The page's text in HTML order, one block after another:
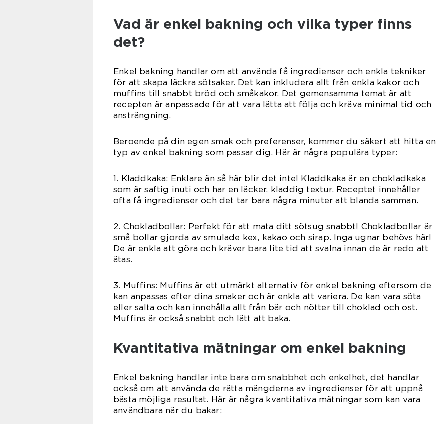
Vad är enkel bakning och vilka typer finns
det?
Enkel bakning handlar om att använda få ingredienser och enkla tekniker
för att skapa läckra sötsaker. Det kan inkludera allt från enkla kakor och
muffins till snabbt bröd och småkakor. Det gemensamma temat är att
recepten är anpassade för att vara lätta att följa och kräva minimal tid och
ansträngning.
Beroende på din egen smak och preferenser, kommer du säkert att hitta en
typ av enkel bakning som passar dig. Här är några populära typer:
1. Kladdkaka: Enklare än så här blir det inte! Kladdkaka är en chokladkaka
som är saftig inuti och har en läcker, kladdig textur. Receptet innehåller
ofta få ingredienser och det tar bara några minuter att blanda samman.
2. Chokladbollar: Perfekt för att mata ditt sötsug snabbt! Chokladbollar är
små bollar gjorda av smulade kex, kakao och sirap. Inga ugnar behövs här!
De är enkla att göra och kräver bara lite tid att svalna innan de är redo att
ätas.
3. Muffins: Muffins är ett utmärkt alternativ för enkel bakning eftersom de
kan anpassas efter dina smaker och är enkla att variera. De kan vara söta
eller salta och kan innehålla allt från bär och nötter till choklad och ost.
Muffins är också snabbt och lätt att baka.
Kvantitativa mätningar om enkel bakning
Enkel bakning handlar inte bara om snabbhet och enkelhet, det handlar
också om att använda de rätta mängderna av ingredienser för att uppnå
bästa möjliga resultat. Här är några kvantitativa mätningar som kan vara
användbara när du bakar: